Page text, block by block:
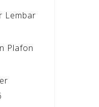
Lembar
Plafon